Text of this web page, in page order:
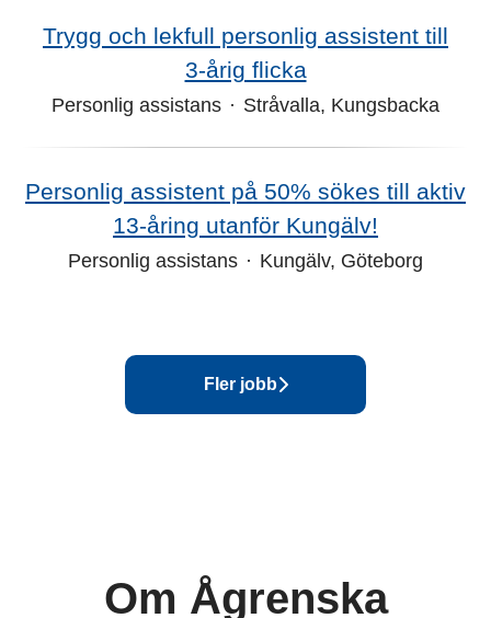
Trygg och lekfull personlig assistent till
3‑årig flicka
Personlig assistans · Stråvalla, Kungsbacka
Personlig assistent på 50% sökes till aktiv
13-åring utanför Kungälv!
Personlig assistans · Kungälv, Göteborg
Fler jobb
Om Ågrenska